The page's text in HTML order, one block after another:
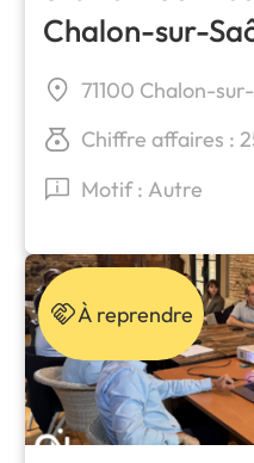
Chalon-sur-
71100 Chalon-
Chiffre affaires :
Motif : Autre
À reprendre